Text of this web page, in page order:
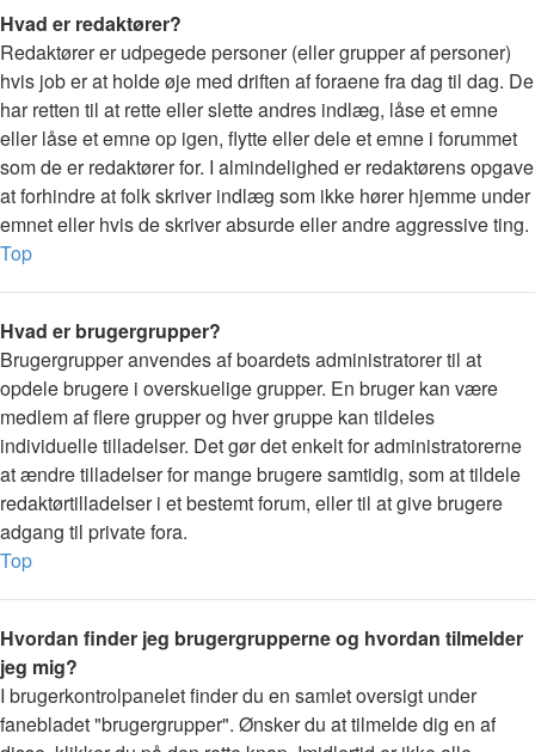
Hvad er redaktører?
Redaktører er udpegede personer (eller grupper af personer)
hvis job er at holde øje med driften af foraene fra dag til dag. De
har retten til at rette eller slette andres indlæg, låse et emne
eller låse et emne op igen, flytte eller dele et emne i forummet
som de er redaktører for. I almindelighed er redaktørens opgave
at forhindre at folk skriver indlæg som ikke hører hjemme under
emnet eller hvis de skriver absurde eller andre aggressive ting.
Top
Hvad er brugergrupper?
Brugergrupper anvendes af boardets administratorer til at
opdele brugere i overskuelige grupper. En bruger kan være
medlem af flere grupper og hver gruppe kan tildeles
individuelle tilladelser. Det gør det enkelt for administratorerne
at ændre tilladelser for mange brugere samtidig, som at tildele
redaktørtilladelser i et bestemt forum, eller til at give brugere
adgang til private fora.
Top
Hvordan finder jeg brugergrupperne og hvordan tilmelder
jeg mig?
I brugerkontrolpanelet finder du en samlet oversigt under
fanebladet "brugergrupper". Ønsker du at tilmelde dig en af